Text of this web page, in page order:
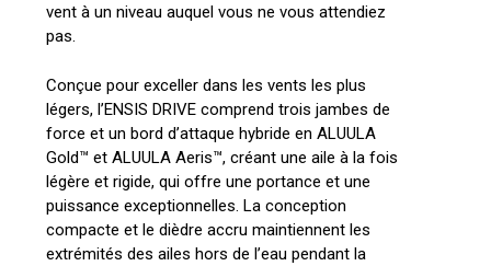
vent à un niveau auquel vous ne vous attendiez
pas.
Conçue pour exceller dans les vents les plus
légers, l’ENSIS DRIVE comprend trois jambes de
force et un bord d’attaque hybride en ALUULA
Gold™ et ALUULA Aeris™, créant une aile à la fois
légère et rigide, qui offre une portance et une
puissance exceptionnelles. La conception
compacte et le dièdre accru maintiennent les
extrémités des ailes hors de l’eau pendant la